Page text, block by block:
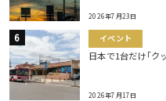
2026年7月23日
イベント
日本で1台だけ｢ク
2026年7月17日